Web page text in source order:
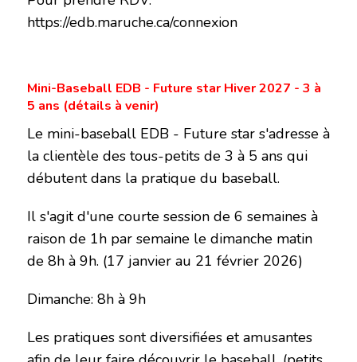
https://edb.maruche.ca/connexion
Mini-Baseball EDB - Future star Hiver 2027 - 3 à
5 ans (détails à venir)
Le mini-baseball EDB - Future star s'adresse à
la clientèle des tous-petits de 3 à 5 ans qui
débutent dans la pratique du baseball.
Il s'agit d'une courte session de 6 semaines à
raison de 1h par semaine le dimanche matin
de 8h à 9h. (17 janvier au 21 février 2026)
Dimanche: 8h à 9h
Les pratiques sont diversifiées et amusantes